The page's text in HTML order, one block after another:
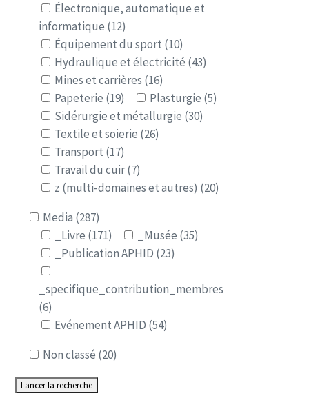
Électronique, automatique et
informatique (12)
Équipement du sport (10)
Hydraulique et électricité (43)
Mines et carrières (16)
Papeterie (19)
Plasturgie (5)
Sidérurgie et métallurgie (30)
Textile et soierie (26)
Transport (17)
Travail du cuir (7)
z (multi-domaines et autres) (20)
Media (287)
_Livre (171)
_Musée (35)
_Publication APHID (23)
_specifique_contribution_membres
(6)
Evénement APHID (54)
Non classé (20)